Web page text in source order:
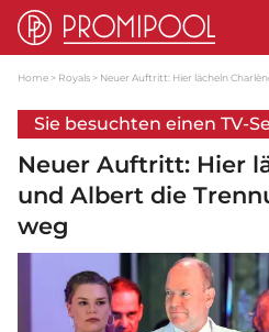
Home Royals Neuer Auftritt: Hier lächeln
Sie besuchten einen TV-
Neuer Auftritt: Hier
und Albert die
weg